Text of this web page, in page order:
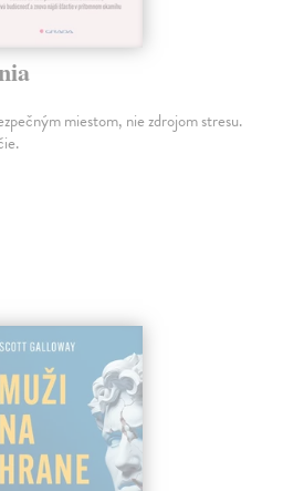
miestom, nie zdrojom stresu.